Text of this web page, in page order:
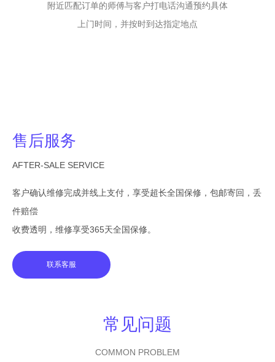
附近匹配订单的师傅与客户打电话沟通预约具体
上门时间，并按时到达指定地点
售后服务
AFTER-SALE SERVICE
客户确认维修完成并线上支付，享受超长全国保修，包邮寄回，丢
件赔偿
收费透明，维修享受365天全国保修。
联系客服
常见问题
COMMON PROBLEM